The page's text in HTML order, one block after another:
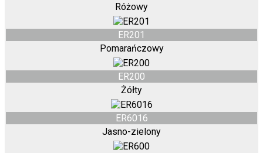
Różowy
ER201
Pomarańczowy
ER200
Żółty
ER6016
Jasno-zielony